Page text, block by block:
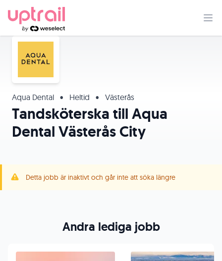
Aqua Dental • Heltid • Västerås
Tandsköterska till Aqua
Dental Västerås City
Detta jobb är inaktivt och går inte att söka längre
Andra lediga jobb